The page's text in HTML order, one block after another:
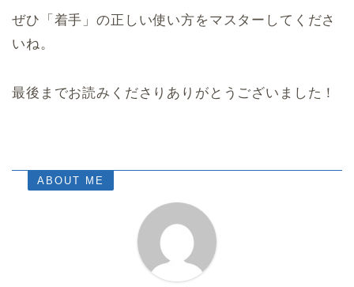
ぜひ「着手」の正しい使い方をマスターしてくださ
いね。
最後までお読みくださりありがとうございました！
ABOUT ME